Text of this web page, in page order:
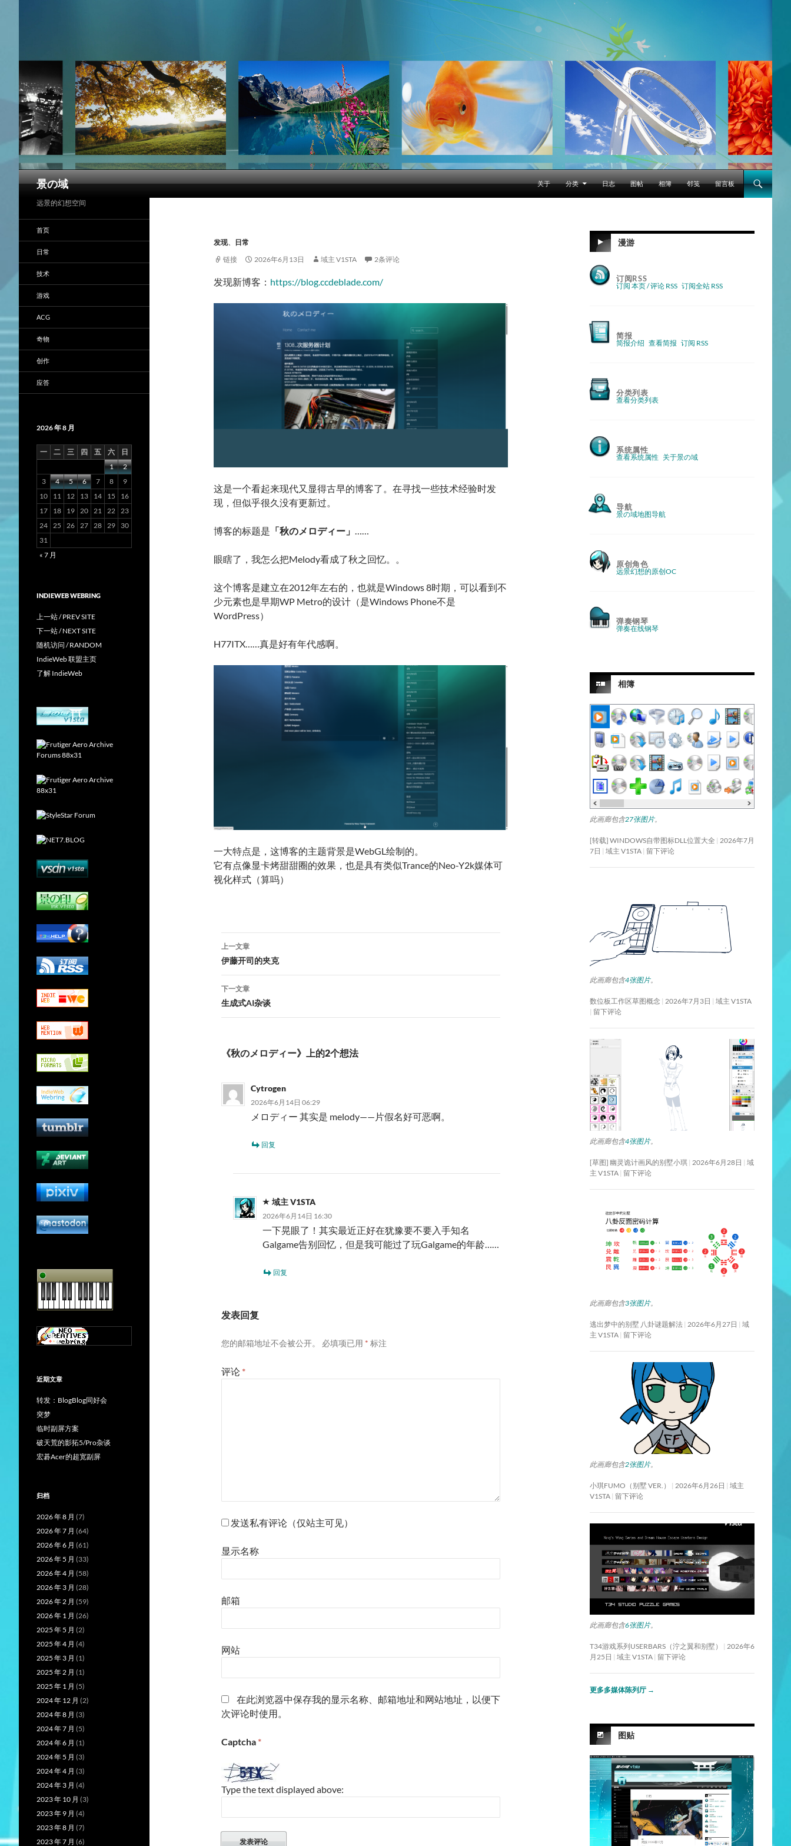
景の域
搜
跳至正文
关于
分类 日志 图帖 相簿 邻笺 留言板
发现、
日常
链接
2026年6月13日 域主 V1STA 2条评论
发现新博客： https://blog.ccdeblade.com/
这是一个看起来现代又显得古早的博客了。在寻找一些技术经验时发
现，但似乎很久没有更新过。
博客的标题是 「秋のメロディー」 ……
眼瞎了，我怎么把Melody看成了秋之回忆。。
这个博客是建立在2012年左右的，也就是Windows 8时期，可以看到不
少元素也是早期WP Metro的设计（是Windows Phone不是
WordPress）
H77ITX……真是好有年代感啊。
一大特点是，这博客的主题背景是WebGL绘制的。
它有点像显卡烤甜甜圈的效果，也是具有类似Trance的Neo-Y2k媒体可
视化样式（算吗）
文
章
导
航
上一文章
伊藤开司的夹克
下一文章
生成式AI杂谈
《秋のメロディー》上的2个想法
Cytrogen
2026年6月14日 06:29
メロディー 其实是 melody——片假名好可恶啊。
回复
域主 V1STA
2026年6月14日 16:30
一下晃眼了！其实最近正好在犹豫要不要入手知名
Galgame告别回忆，但是我可能过了玩Galgame的年龄……
回复
发表回复
您的邮箱地址不会被公开。 必填项已用 * 标注
评论 *
发送私有评论（仅站主可见）
显示名称
邮箱
网站
在此浏览器中保存我的显示名称、邮箱地址和网站地址，以便下
次评论时使用。
Captcha *
Type the text displayed above:
漫游
订阅RSS
订阅 本页 / 评论 RSS 订阅全站 RSS
简报
简报介绍 查看简报 订阅 RSS
分类列表
查看分类列表
系统属性
查看系统属性 关于景の域
导航
景の域地图导航
原创角色
远景幻想的原创OC
弹奏钢琴
弹奏在线钢琴
相簿
此画廊包含27张图片。
[转载] WINDOWS自带图标DLL位置大全 2026年7月
7日
域主 V1STA 留下评论
此画廊包含4张图片。
数位板工作区草图概念 2026年7月3日
域主 V1STA
留下评论
此画廊包含4张图片。
[草图] 幽灵诡计画风的别墅小琪 2026年6月28日
域
主 V1STA 留下评论
此画廊包含3张图片。
逃出梦中的别墅 八卦谜题解法 2026年6月27日
域
主 V1STA 留下评论
此画廊包含2张图片。
小琪FUMO（别墅 VER.） 2026年6月26日
域主
V1STA 留下评论
此画廊包含6张图片。
T34游戏系列USERBARS（泞之翼和别墅）
2026年6
月25日
域主 V1STA 留下评论
更多多媒体陈列厅 →
图贴
远景的幻想空间
首页
日常
技术
游戏
ACG
奇物
创作
应答
2026 年 8 月
一 二 三 四 五 六
日
1
2
3
4 5 6 7 8
9
10
11 12 13 14 15
16
17
18 19 20 21 22 23
24 25 26 27 28 29
30
31
« 7 月
INDIEWEB WEBRING
上一站 / PREV SITE
下一站 / NEXT SITE
随机访问 / RANDOM
IndieWeb 联盟主页
了解 IndieWeb
近期文章
转发：BlogBlog同好会
突梦
临时副屏方案
破天荒的影拓5/Pro杂谈
宏碁Acer的超宽副屏
归档
2026 年 8 月 (7)
2026 年 7 月 (64)
2026 年 6 月 (61)
2026 年 5 月 (33)
2026 年 4 月 (58)
2026 年 3 月 (28)
2026 年 2 月 (59)
2026 年 1 月 (26)
2025 年 5 月 (2)
2025 年 4 月 (4)
2025 年 3 月 (1)
2025 年 2 月 (1)
2025 年 1 月 (5)
2024 年 12 月 (2)
2024 年 8 月 (3)
2024 年 7 月 (5)
2024 年 6 月 (1)
2024 年 5 月 (3)
2024 年 4 月 (3)
2024 年 3 月 (4)
2023 年 10 月 (3)
2023 年 9 月 (4)
2023 年 8 月 (7)
2023 年 7 月 (6)